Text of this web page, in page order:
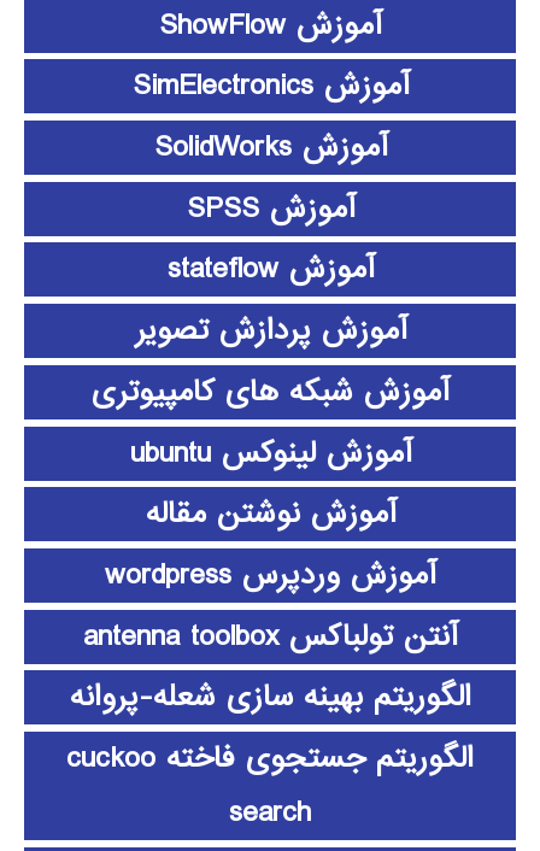
آموزش ShowFlow
آموزش SimElectronics
آموزش SolidWorks
آموزش SPSS
آموزش stateflow
آموزش پردازش تصویر
آموزش شبکه های کامپیوتری
آموزش لینوکس ubuntu
آموزش نوشتن مقاله
آموزش وردپرس wordpress
آنتن تولباکس antenna toolbox
الگوریتم بهینه سازی شعله-پروانه
الگوریتم جستجوی فاخته cuckoo
search